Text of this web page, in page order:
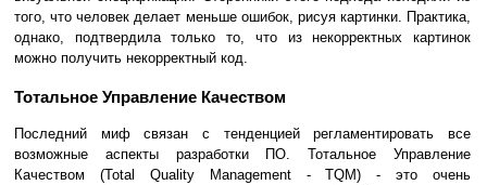
того, что человек делает меньше ошибок, рисуя картинки. Практика,
однако, подтвердила только то, что из некорректных картинок
можно получить некорректный код.
Тотальное Управление Качеством
Последний миф связан с тенденцией регламентировать все
возможные аспекты разработки ПО. Тотальное Управление
Качеством (Total Quality Management - TQM) - это очень